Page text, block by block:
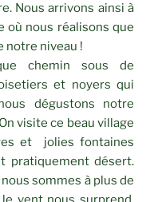
Nous arrivons ainsi à
où nous réalisons que
notre niveau !
chemin sous de
et noyers qui
dégustons notre
visite ce beau village
et jolies fontaines
pratiquement désert.
sommes à plus de